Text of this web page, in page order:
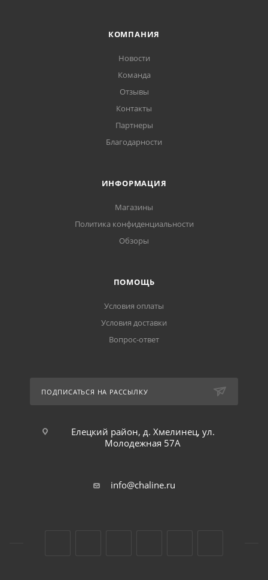
КОМПАНИЯ
Новости
Команда
Отзывы
Контакты
Партнеры
Благодарности
ИНФОРМАЦИЯ
Магазины
Политика конфиденциальности
Обзоры
ПОМОЩЬ
Условия оплаты
Условия доставки
Вопрос-ответ
ПОДПИСАТЬСЯ НА РАССЫЛКУ
Елецкий район, д. Хмелинец, ул.
Молодежная 57А
info@chaline.ru